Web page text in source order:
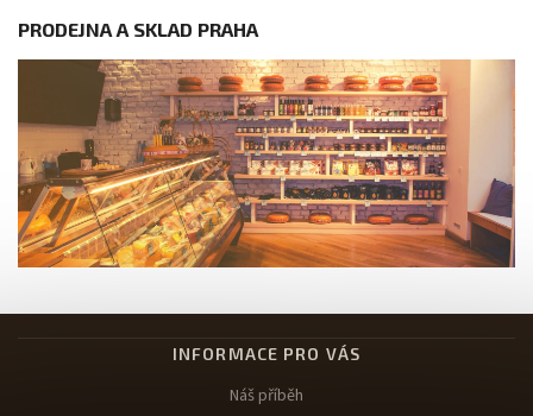
PRODEJNA A SKLAD PRAHA
INFORMACE PRO VÁS
Náš příběh